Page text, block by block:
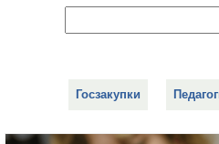
Госзакупки